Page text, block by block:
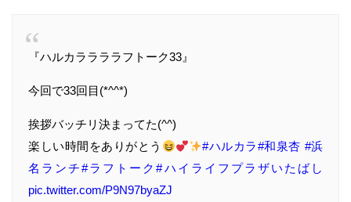
『ハルカララララフトーク33』
今回で33回目(*^^*)
挨拶バッチリ決まってた(^^)
楽しい時間をありがとう
#ハルカラ#和泉杏 #浜
名ランチ#ラフトーク#ハイライフプラザいたばし
pic.twitter.com/P9N97byaZJ